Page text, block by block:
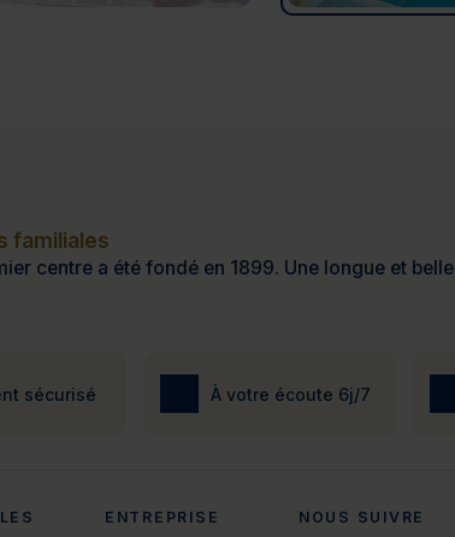
familiales
centre a été fondé en 1899. Une longue et
sécurisé À votre écoute 6j/7
ENTREPRISE NOUS SUIVRE